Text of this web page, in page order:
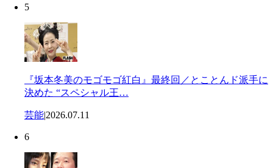
5
『坂本冬美のモゴモゴ紅白』最終回／とことんド派手に
決めた “スペシャル王…
芸能|2026.07.11
6